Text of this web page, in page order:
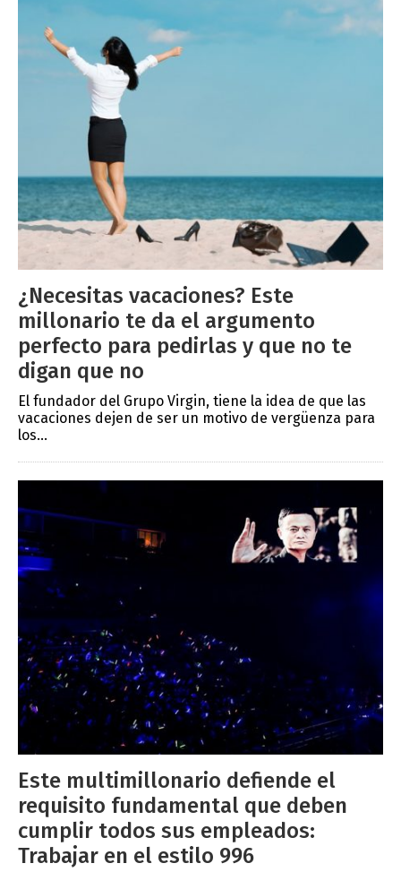
¿Necesitas vacaciones? Este
millonario te da el argumento
perfecto para pedirlas y que no te
digan que no
El fundador del Grupo Virgin, tiene la idea de que las
vacaciones dejen de ser un motivo de vergüenza para
los...
Este multimillonario defiende el
requisito fundamental que deben
cumplir todos sus empleados:
Trabajar en el estilo 996